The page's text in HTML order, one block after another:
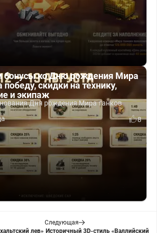
бонусы ко Дню рождения Мира
победу, скидки на технику,
и экипаж
Дня рождения Мира танков
8
лев»
Следующая
Историчный 3D-стиль «Валлийский